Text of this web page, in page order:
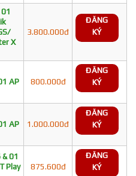
X
3.800.000đ
ĐĂNG
KÝ
AP 800.000đ
ĐĂNG
KÝ
AP 1.000.000đ
ĐĂNG
KÝ
01
Play
875.600đ
ĐĂNG
KÝ